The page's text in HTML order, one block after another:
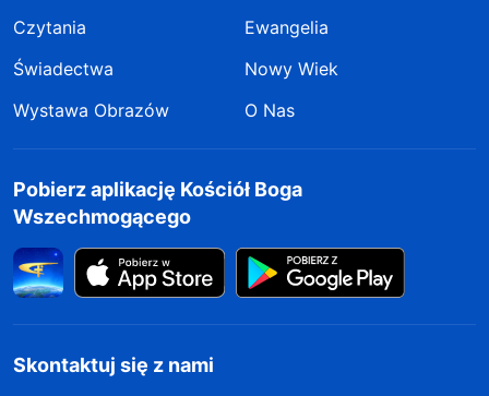
Czytania
Ewangelia
Świadectwa
Nowy Wiek
Wystawa Obrazów
O Nas
Pobierz aplikację Kościół Boga
Wszechmogącego
Skontaktuj się z nami